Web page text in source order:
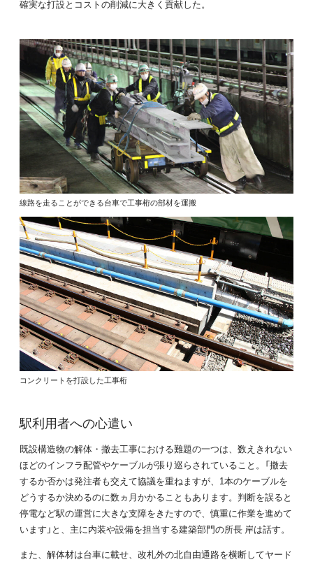
確実な打設とコストの削減に大きく貢献した。
線路を走ることができる台車で工事桁の部材を運搬
コンクリートを打設した工事桁
駅利用者への心遣い
既設構造物の解体・撤去工事における難題の一つは、数えきれない
ほどのインフラ配管やケーブルが張り巡らされていること。「撤去
するか否かは発注者も交えて協議を重ねますが、1本のケーブルを
どうするか決めるのに数ヵ月かかることもあります。判断を誤ると
停電など駅の運営に大きな支障をきたすので、慎重に作業を進めて
います」と、主に内装や設備を担当する建築部門の所長 岸は話す。
また、解体材は台車に載せ、改札外の北自由通路を横断してヤード